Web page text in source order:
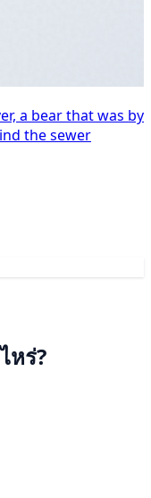
a bear that was by
the sewer
หร่?